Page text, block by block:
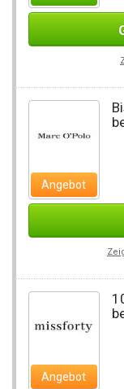
Newsletter des Shops
Angebot
Angebot